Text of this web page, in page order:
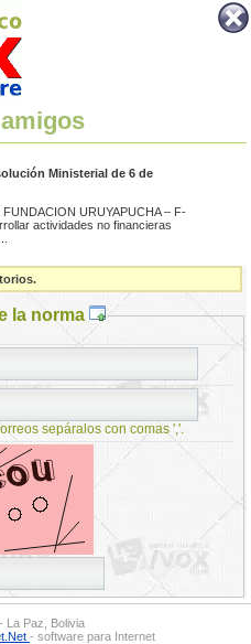
Ministerial de 6 de
URUYAPUCHA – F-
actividades no financieras
la norma
sepáralos con comas ','.
La Paz, Bolivia
- software para Internet